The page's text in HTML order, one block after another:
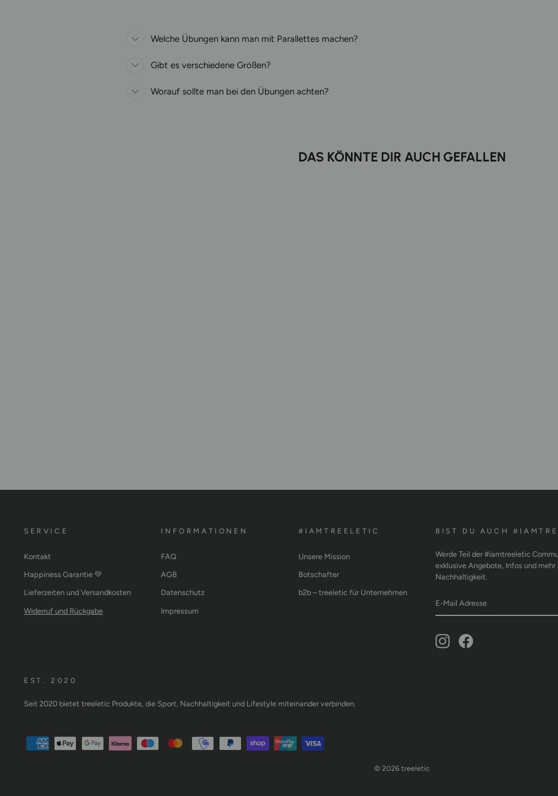
Welche Übungen kann man mit Parallettes machen?
Gibt es verschiedene Größen?
Worauf sollte man bei den Übungen achten?
DAS KÖNNTE DIR AUCH GEFALLEN
SERVICE
Kontakt
Happiness Garantie 💚
Lieferzeiten und Versandkosten
Widerruf und Rückgabe
INFORMATIONEN
FAQ
AGB
Datenschutz
Impressum
#IAMTREELETIC
Unsere Mission
Botschafter
b2b – treeletic für Unternehmen
BIST DU AUCH
Werde Teil der #iamtreeletic
exklusive Angebote, Infos und
Nachhaltigkeit.
MAIL
ADRESSE
InstagramFacebook
EST. 2020
Seit 2020 bietet treeletic Produkte, die Sport, Nachhaltigkeit und Lifestyle miteinander verbinden.
© 2026 treeletic